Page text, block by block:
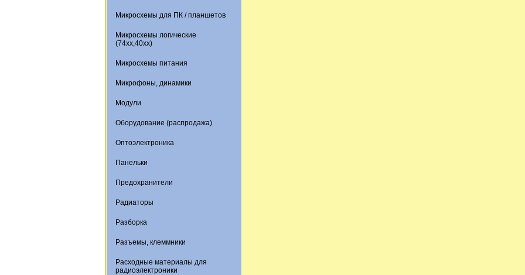
Микросхемы для ПК / планшетов
Микросхемы логические
(74xx,40xx)
Микросхемы питания
Микрофоны, динамики
Модули
Оборудование (распродажа)
Оптоэлектроника
Панельки
Предохранители
Радиаторы
Разборка
Разъемы, клеммники
Расходные материалы для
радиоэлектроники